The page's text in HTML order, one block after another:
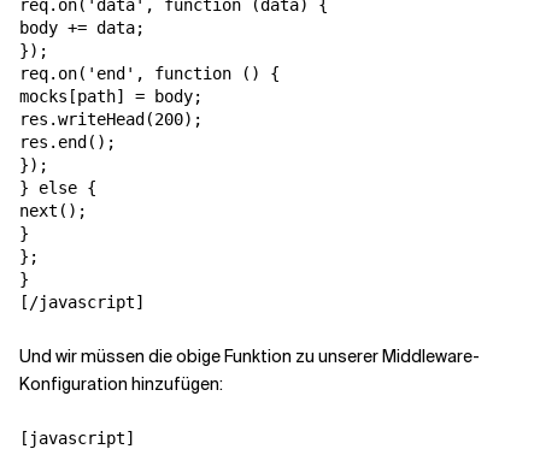
req.on('data', function (data) {
body += data;
});
req.on('end', function () {
mocks[path] = body;
res.writeHead(200);
res.end();
});
} else {
next();
}
};
}
[/javascript]
Und wir müssen die obige Funktion zu unserer Middleware-
Konfiguration hinzufügen:
[javascript]